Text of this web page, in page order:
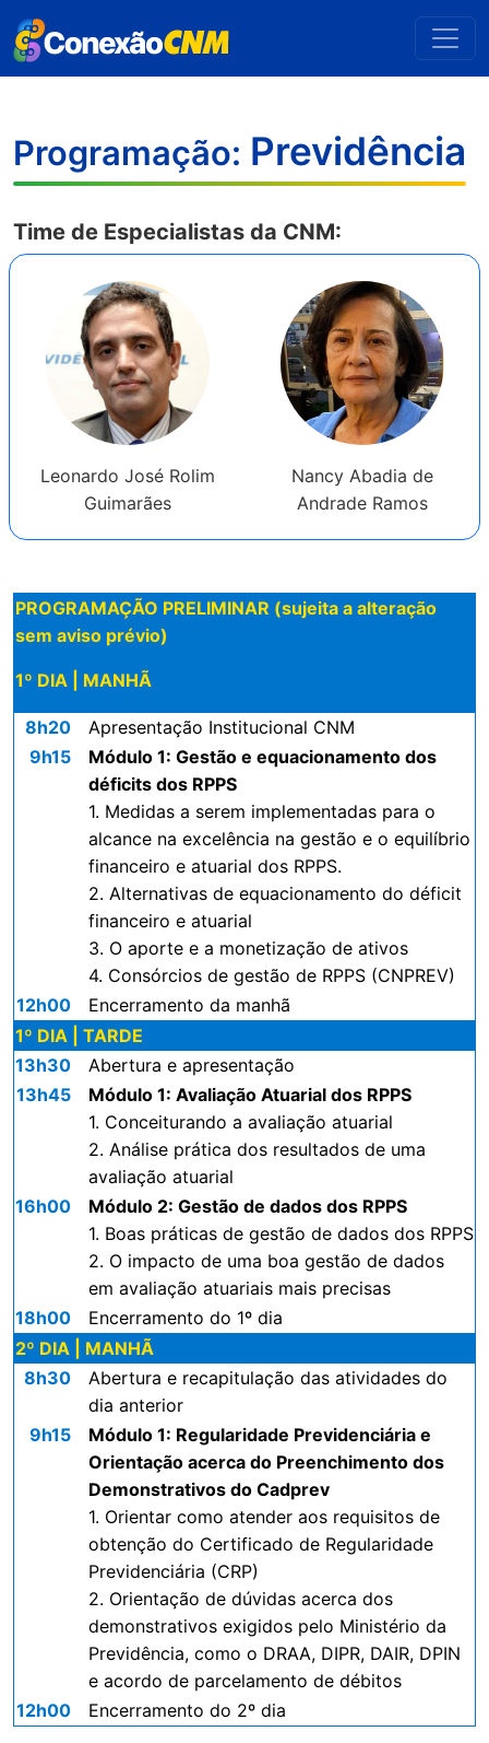
Programação: Previdência
Time de Especialistas da CNM:
Leonardo José Rolim
Guimarães
Nancy Abadia de
Andrade Ramos
PROGRAMAÇÃO PRELIMINAR (sujeita a alteração
sem aviso prévio)
1º DIA | MANHÃ
8h20
Apresentação Institucional CNM
9h15
Módulo 1: Gestão e equacionamento dos
déficits dos RPPS
1. Medidas a serem implementadas para o
alcance na excelência na gestão e o equilíbrio
financeiro e atuarial dos RPPS.
2. Alternativas de equacionamento do déficit
financeiro e atuarial
3. O aporte e a monetização de ativos
4. Consórcios de gestão de RPPS (CNPREV)
12h00
Encerramento da manhã
1º DIA | TARDE
13h30
Abertura e apresentação
13h45
Módulo 1: Avaliação Atuarial dos RPPS
1. Conceiturando a avaliação atuarial
2. Análise prática dos resultados de uma
avaliação atuarial
16h00
Módulo 2: Gestão de dados dos RPPS
1. Boas práticas de gestão de dados dos RPPS
2. O impacto de uma boa gestão de dados
em avaliação atuariais mais precisas
18h00
Encerramento do 1º dia
2º DIA | MANHÃ
8h30
Abertura e recapitulação das atividades do
dia anterior
9h15
Módulo 1: Regularidade Previdenciária e
Orientação acerca do Preenchimento dos
Demonstrativos do Cadprev
1. Orientar como atender aos requisitos de
obtenção do Certificado de Regularidade
Previdenciária (CRP)
2. Orientação de dúvidas acerca dos
demonstrativos exigidos pelo Ministério da
Previdência, como o DRAA, DIPR, DAIR, DPIN
e acordo de parcelamento de débitos
12h00
Encerramento do 2º dia